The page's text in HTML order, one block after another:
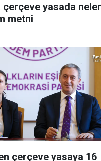
çerçeve yasada neler
metni
çerçeve yasaya 16